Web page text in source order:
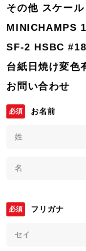
その他 スケー
MINICHAMPS
SF-2 HSBC
台紙日焼け変
お問い合わせ
お名前
フリガナ